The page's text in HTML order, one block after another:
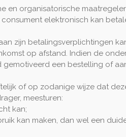
en organisatorische
elektronisch kan
zijn betalingsverplichtingen
op afstand. Indien de
een bestelling of
of op zodanige wijze dat
meesturen:
kan;
kan maken, dan wel een